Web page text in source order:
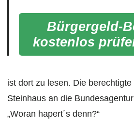
Bürgergeld-
kostenlos
ist dort zu lesen. Die berechtigte
Steinhaus an die
„Woran hapert´s denn?“